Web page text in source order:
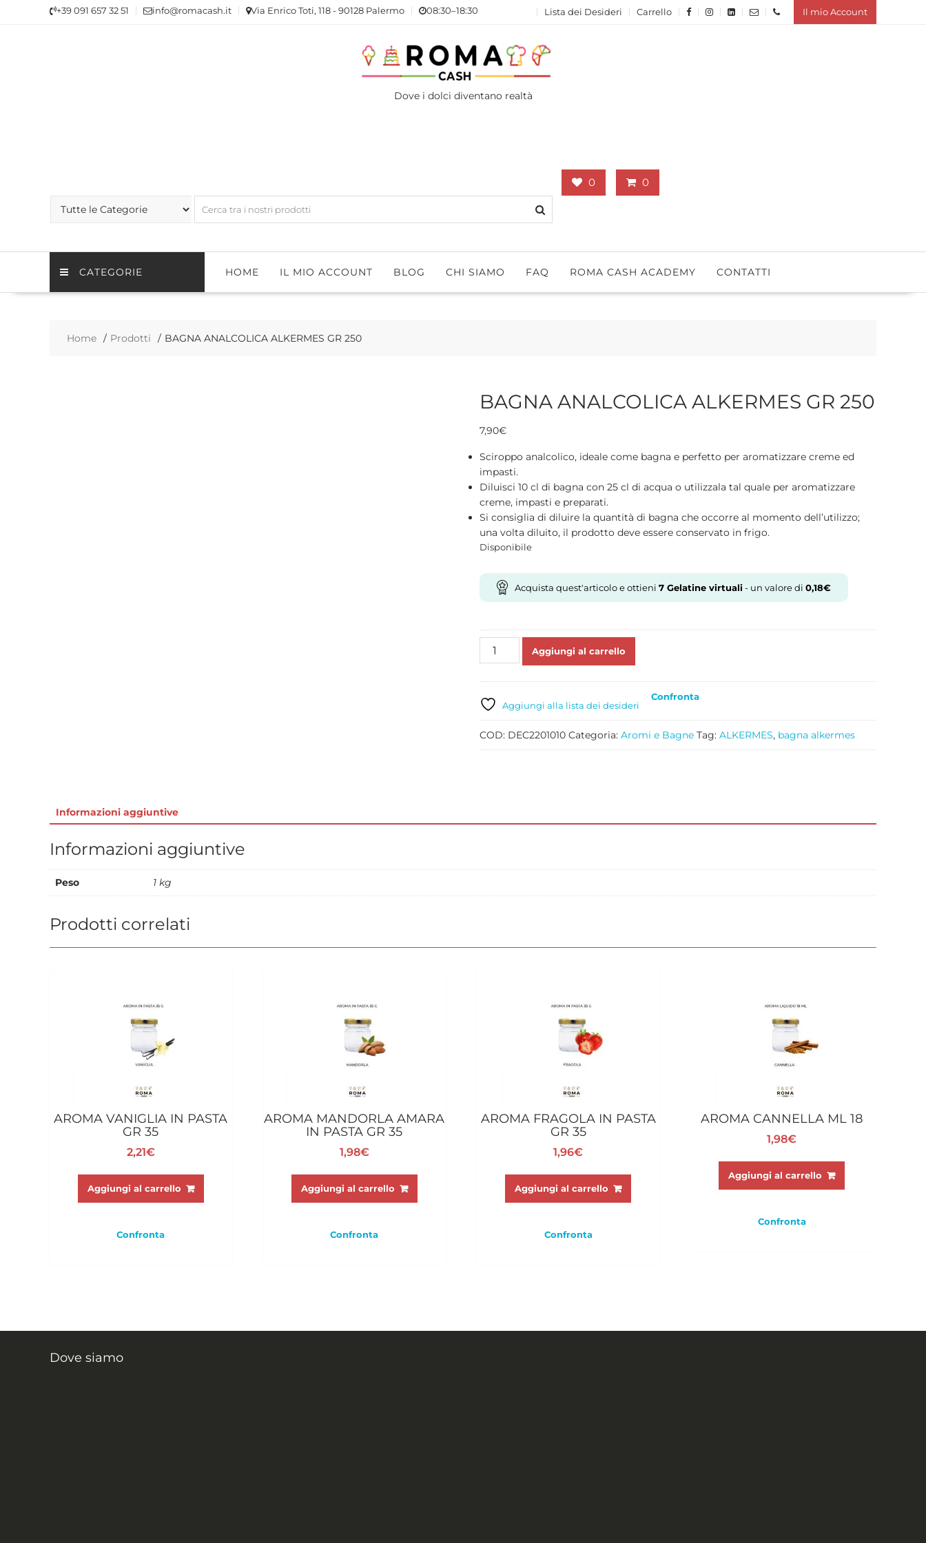
+39 091 657 32 51 info@romacash.it Via Enrico Toti, 118 - 90128 Palermo 08:30–18:30 Lista dei Desideri Carrello Il mio Account
Dove i dolci diventano realtà
0 0
CATEGORIE HOME IL MIO ACCOUNT BLOG CHI SIAMO FAQ ROMA CASH ACADEMY CONTATTI
Home Prodotti BAGNA ANALCOLICA ALKERMES GR 250
BAGNA ANALCOLICA ALKERMES GR 250
7,90€
Sciroppo analcolico, ideale come bagna e perfetto per aromatizzare creme ed
impasti.
Diluisci 10 cl di bagna con 25 cl di acqua o utilizzala tal quale per aromatizzare
creme, impasti e preparati.
Si consiglia di diluire la quantità di bagna che occorre al momento dell’utilizzo;
una volta diluito, il prodotto deve essere conservato in frigo.
Disponibile
Acquista quest'articolo e ottieni 7 Gelatine virtuali- un valore di 0,18€
BAGNA
ANALCOLICA
250
quantità
Aggiungi al carrello
Aggiungi alla lista dei desideri
Confronta
COD: DEC2201010 Categoria: Aromi e Bagne Tag: ALKERMES, bagna alkermes
Informazioni aggiuntive
Informazioni aggiuntive
Peso 1 kg
Prodotti correlati
AROMA VANIGLIA IN PASTA
GR 35
2,21€
Aggiungi al carrello
Confronta
AROMA MANDORLA AMARA
IN PASTA GR 35
1,98€
Aggiungi al carrello
Confronta
AROMA FRAGOLA IN PASTA
GR 35
1,96€
Aggiungi al carrello
Confronta
AROMA CANNELLA ML 18
1,98€
Aggiungi al carrello
Confronta
Dove siamo